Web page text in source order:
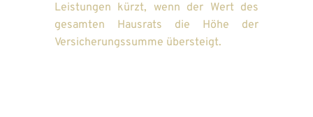
Leistungen kürzt, wenn der Wert des
gesamten Hausrats die Höhe der
Versicherungssumme übersteigt.